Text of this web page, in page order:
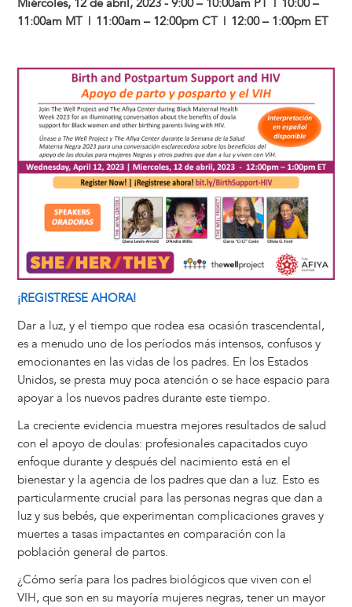
t
s
k
l
b
o
k
e
d
n
e
n
e
r
e
r
s
t
a
d
e
Miércoles, 12 de abril, 2023 - 9:00 – 10:00am PT | 10:00 –
11:00am MT | 11:00am – 12:00pm CT | 12:00 – 1:00pm ET
¡REGISTRESE AHORA!
Dar a luz, y el tiempo que rodea esa ocasión trascendental,
es a menudo uno de los períodos más intensos, confusos y
emocionantes en las vidas de los padres. En los Estados
Unidos, se presta muy poca atención o se hace espacio para
apoyar a los nuevos padres durante este tiempo.
La creciente evidencia muestra mejores resultados de salud
con el apoyo de doulas: profesionales capacitados cuyo
enfoque durante y después del nacimiento está en el
bienestar y la agencia de los padres que dan a luz. Esto es
particularmente crucial para las personas negras que dan a
luz y sus bebés, que experimentan complicaciones graves y
muertes a tasas impactantes en comparación con la
población general de partos.
¿Cómo sería para los padres biológicos que viven con el
VIH, que son en su mayoría mujeres negras, tener un mayor